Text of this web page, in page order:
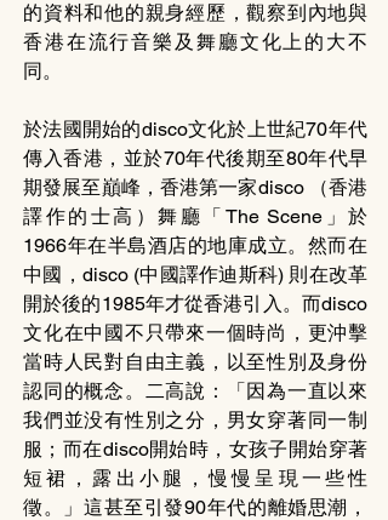
的資料和他的親身經歷，觀察到內地與
香港在流行音樂及舞廳文化上的大不
同。
於法國開始的disco文化於上世紀70年代
傳入香港，並於70年代後期至80年代早
期發展至巔峰，香港第一家disco （香港
譯作的士高）舞廳「The Scene」於
1966年在半島酒店的地庫成立。然而在
中國，disco (中國譯作迪斯科) 則在改革
開於後的1985年才從香港引入。而disco
文化在中國不只帶來一個時尚，更沖擊
當時人民對自由主義，以至性別及身份
認同的概念。二高說：「因為一直以來
我們並没有性別之分，男女穿著同一制
服；而在disco開始時，女孩子開始穿著
短裙，露出小腿，慢慢呈現一些性
徵。」這甚至引發90年代的離婚思潮，